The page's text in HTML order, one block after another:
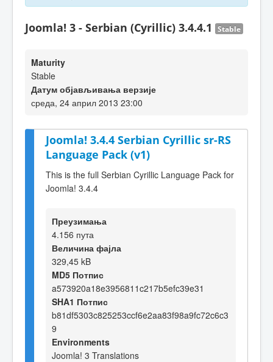
Joomla! 3 - Serbian (Cyrillic) 3.4.4.1 Stable
Maturity
Stable
Датум објављивања верзије
среда, 24 април 2013 23:00
Joomla! 3.4.4 Serbian Cyrillic sr-RS
Language Pack (v1)
This is the full Serbian Cyrillic Language Pack for
Joomla! 3.4.4
Преузимања
4.156 пута
Величина фајла
329,45 kB
MD5 Потпис
a573920a18e3956811c217b5efc39e31
SHA1 Потпис
b81df5303c825253ccf6e2aa83f98a9fc72c6c3
9
Environments
Joomla! 3 Translations